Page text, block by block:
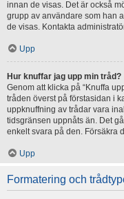
innan de visas. Det är också
grupp av användare som han
de visas. Kontakta
Upp
Hur knuffar jag upp min tråd?
Genom att klicka på “Knuffa
tråden överst på förstasidan i
uppknuffning av trådar vara
tidsgränsen uppnåts än. Det
enkelt svara på den. Försäkra
Upp
Formatering och